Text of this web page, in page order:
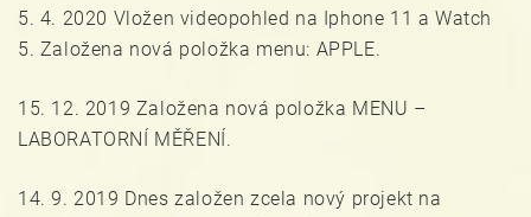
5. 4. 2020 Vložen videopohled na Iphone 11 a Watch
5. Založena nová položka menu: APPLE.
15. 12. 2019 Založena nová položka MENU –
LABORATORNÍ MĚŘENÍ.
14. 9. 2019 Dnes založen zcela nový projekt na